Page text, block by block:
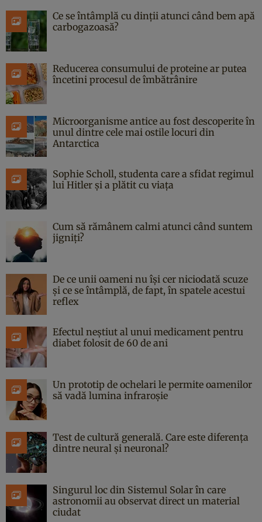
Ce se întâmplă cu dinții atunci când bem apă
carbogazoasă?
Reducerea consumului de proteine ar putea
încetini procesul de îmbătrânire
Microorganisme antice au fost descoperite în
unul dintre cele mai ostile locuri din
Antarctica
Sophie Scholl, studenta care a sfidat regimul
lui Hitler și a plătit cu viața
Cum să rămânem calmi atunci când suntem
jigniți?
De ce unii oameni nu își cer niciodată scuze
și ce se întâmplă, de fapt, în spatele acestui
reflex
Efectul neștiut al unui medicament pentru
diabet folosit de 60 de ani
Un prototip de ochelari le permite oamenilor
să vadă lumina infraroșie
Test de cultură generală. Care este diferența
dintre neural și neuronal?
Singurul loc din Sistemul Solar în care
astronomii au observat direct un material
ciudat